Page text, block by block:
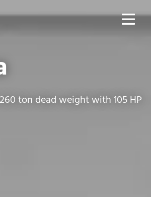
ton dead weight with 105 HP